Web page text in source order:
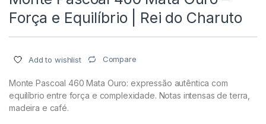
Força e Equilíbrio | Rei do Charuto
Add to wishlist Compare
Monte Pascoal 460 Mata Ouro: expressão autêntica com
equilíbrio entre força e complexidade. Notas intensas de terra,
madeira e café.